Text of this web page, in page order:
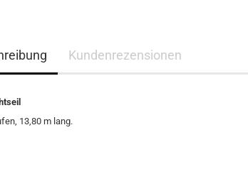
Kundenrezensionen
13,80 m lang.